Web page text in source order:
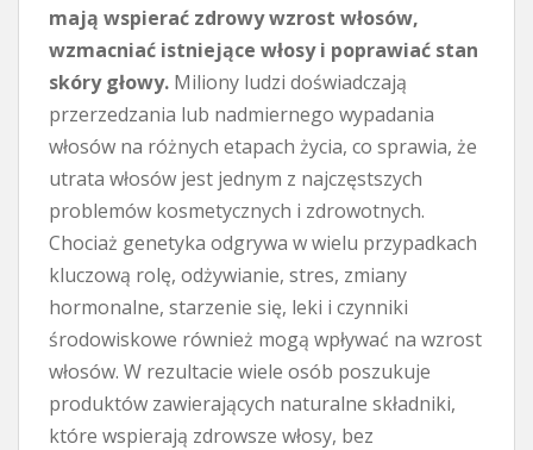
mają wspierać zdrowy wzrost włosów,
wzmacniać istniejące włosy i poprawiać stan
skóry głowy. Miliony ludzi doświadczają
przerzedzania lub nadmiernego wypadania
włosów na różnych etapach życia, co sprawia, że ​​
utrata włosów jest jednym z najczęstszych
problemów kosmetycznych i zdrowotnych.
Chociaż genetyka odgrywa w wielu przypadkach
kluczową rolę, odżywianie, stres, zmiany
hormonalne, starzenie się, leki i czynniki
środowiskowe również mogą wpływać na wzrost
włosów. W rezultacie wiele osób poszukuje
produktów zawierających naturalne składniki,
które wspierają zdrowsze włosy, bez